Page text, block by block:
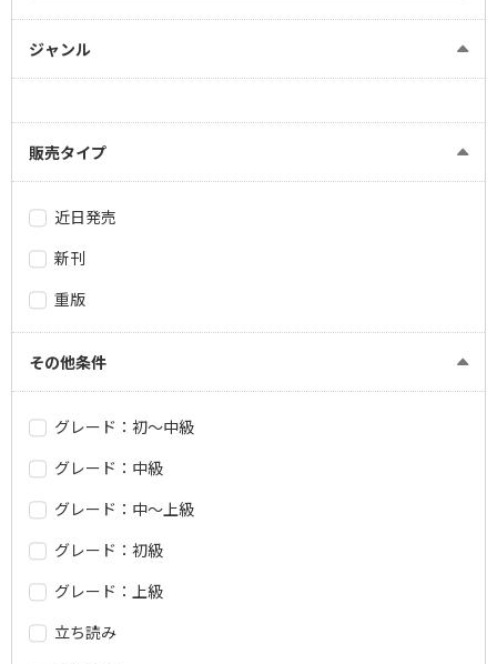
ジャンル
販売タイプ
近日発売
新刊
重版
その他条件
グレード：初～中級
グレード：中級
グレード：中～上級
グレード：初級
グレード：上級
立ち読み